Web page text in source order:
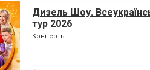
Дизель Шоу.
тур 2026
Концерты